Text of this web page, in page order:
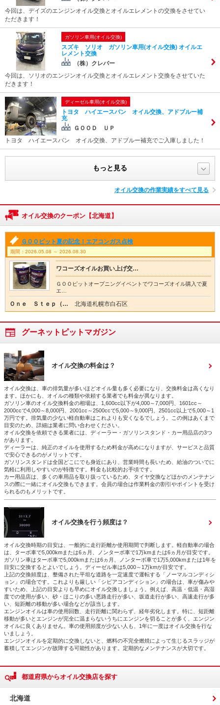
今回は、デイズのエンジンオイル交換とオイルエレメントの交換をさせてい
ただきます！
ガソリン車用(オイル交換)
スズキ ソリオ ガソリン車用(オイル交換) オイルエ
レメント交換
（株）クレバー
今回は、ソリオのエンジンオイル交換とオイルエレメント交換をさせていた
だきます！
ディーゼル車用(オイル交換)
トヨタ ハイエースバン オイル交換、アドブルー補
充
ＧＯＯＤ ＵＰ
トヨタ ハイエースバン オイル交換、アドブルー補充でご入庫しました！
もっと見る
オイル交換の作業実績をすべて見る
オイル交換のクーポン【北海道】
ＧＯＯピット夏の記念！エアコンガス点検
期間：2026.05.08 ～ 2026.08.30
ワコーズオイルお買い上げ交…
ＧＯＯピットオープニングイベントでワコーズオイル購入で夏
エ…
Ｏｎｅ Ｓｔｅｐ（… 北海道札幌市白石区
グーネットピットマガジン
オイル交換の料金は？
オイル交換は、車の排気量が多いほどオイル量も多く必要になり、交換料金は高くなり
ます。ほかにも、オイルの種類や依頼する業者でも料金が異なります。
ガソリン車のオイル交換料金の相場は、1,600cc以下が4,000～7,000円、1601cc～
2000ccで4,000～8,000円、2001cc～2500ccで5,000～9,000円、2501cc以上で5,000～1
万円です。排気量の少ない軽自動車はこれよりも安くなるでしょう。この例はあくまで
目安のため、詳細は業者に問い合わせください。
オイル交換を依頼できる業者には、ディーラー・ガソリンスタンド・カー用品店の3つ
があります。
ディーラーは、純正のオイルを使用するため料金が高めになりますが、サービスと品質
で安心できるのがメリットです。
ガソリンスタンドは全国どこにでも身近にあり、営業時間も長いため、給油のついでに
気軽に利用しやすいのが特徴です。料金も比較的お手頃です。
カー用品店は、多くの車用品を取り扱っているため、タイヤ交換などほかのメンテナン
スの際に一緒にオイル交換もできます。会員の場合は作業料金の割引やポイントを受け
られるのもメリットです。
オイル交換を行う頻度は？
オイル交換時期の目安は、一般的に走行距離か使用期間で判断します。軽自動車の場合
は、ターボ車で5,000kmまたは6ヵ月、ノンターボ車で1万kmまたは6ヵ月が目安です。
ガソリン車はターボ車で5,000kmまたは6ヵ月、ノンターボ車で1万5,000kmまたは1年を
目安に交換するとよいでしょう。ディーゼル車は5,000～1万kmが目安です。
上記の交換頻度は、整備された平坦な道路を一定速度で運転する「ノーマルコンディシ
ョン」の場合です。これよりも厳しい「シビアコンディション」の場合は、車が傷みや
すいため、上記の目安よりも早めにオイル交換しましょう。例えば、高温・低温・高湿
度での使用が多い、砂・ほこりの多い悪路走行が多い、坂道走行が多い、高速走行が多
い、短距離の移動が多い場合などが該当します。
エンジンオイルは車の使用回数、走行距離に関わらず、経年劣化します。特に、短距離
移動が多いとエンジンが完全に温まらないうちにエンジンを切ることが多く、エンジン
オイルに良くありません。車の使用頻度が少ない人も、1年に一度はオイル交換を行な
いましょう。
エンジンオイルを定期的に交換しないと、燃料の不完全燃焼によって生じるスラッジが
蓄積してエンジンが故障する可能性があります。定期的なメンテナンスが大切です。
都道府県からオイル交換店を探す
北海道